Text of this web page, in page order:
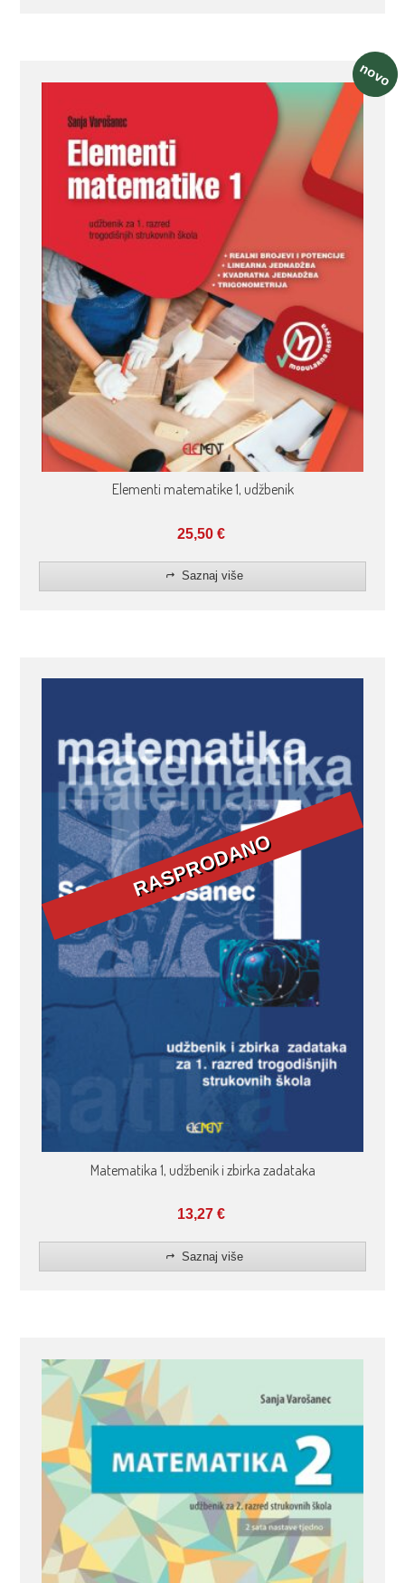
novo
Elementi matematike 1, udžbenik
25,50 €
Saznaj više
Matematika 1, udžbenik i zbirka zadataka
13,27 €
Saznaj više